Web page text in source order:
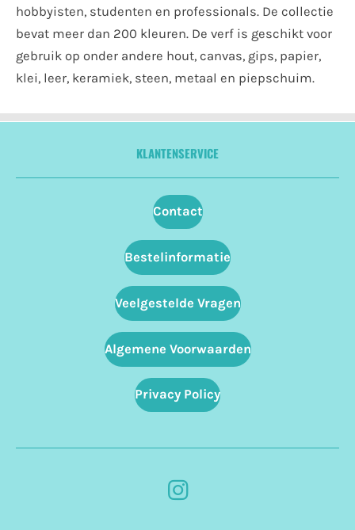
hobbyisten, studenten en professionals. De collectie
bevat meer dan 200 kleuren. De verf is geschikt voor
gebruik op onder andere hout, canvas, gips, papier,
klei, leer, keramiek, steen, metaal en piepschuim.
KLANTENSERVICE
Contact
Bestelinformatie
Veelgestelde Vragen
Algemene Voorwaarden
Privacy Policy
I